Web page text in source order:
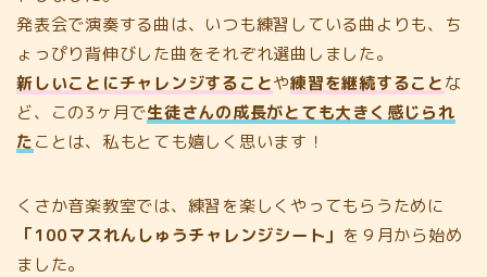
発表会で演奏する曲は、いつも練習している曲よりも、ち
ょっぴり背伸びした曲をそれぞれ選曲しました。
新しいことにチャレンジすることや練習を継続することな
ど、この3ヶ月で生徒さんの成長がとても大きく感じられ
たことは、私もとても嬉しく思います！
くさか音楽教室では、練習を楽しくやってもらうために
「100マスれんしゅうチャレンジシート」 を９月から始め
ました。